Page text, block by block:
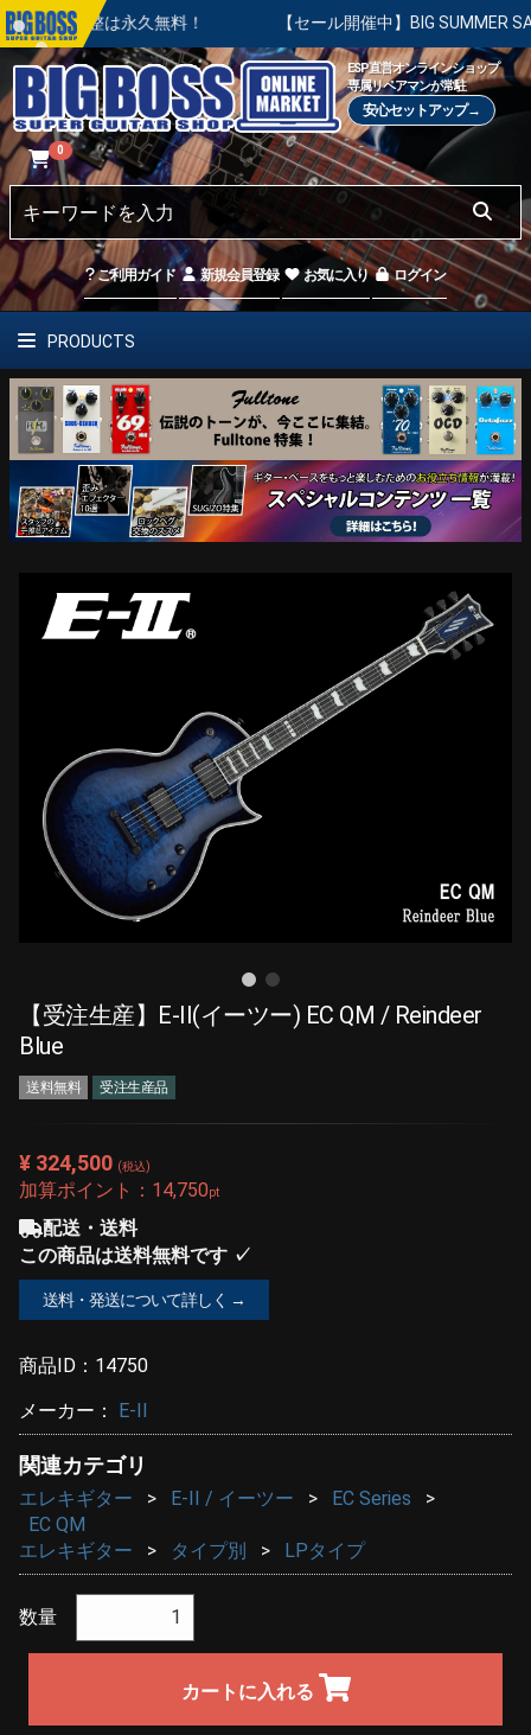
は永久無料！ 【セール開催中】BIG SUMMER SALE | 対象
ESP直営オンラインショップ
専属リペアマンが常駐
安心セットアップ→
0
ご利用ガイド 新規会員登録 お気に入り ログイン
PRODUCTS
【受注生産】E-II(イーツー) EC QM / Reindeer
Blue
送料無料 受注生産品
¥ 324,500 (税込)
加算ポイント： 14,750pt
配送・送料
この商品は送料無料です ✓
送料・発送について詳しく →
商品ID： 14750
メーカー： E-II
関連カテゴリ
エレキギター E-II / イーツー
EC Series
EC QM
エレキギター
タイプ別 LPタイプ
数量
カートに入れる